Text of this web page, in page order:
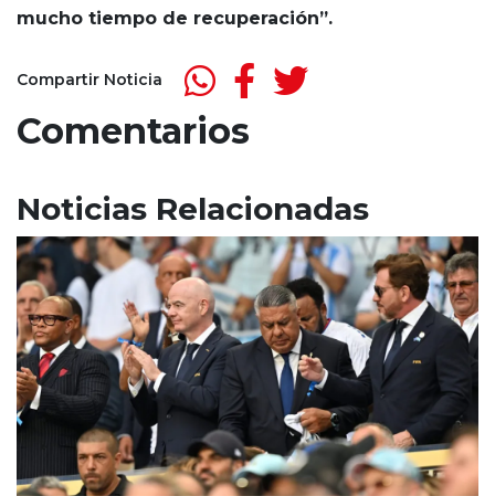
mucho tiempo de recuperación”.
Compartir Noticia
Comentarios
Noticias Relacionadas